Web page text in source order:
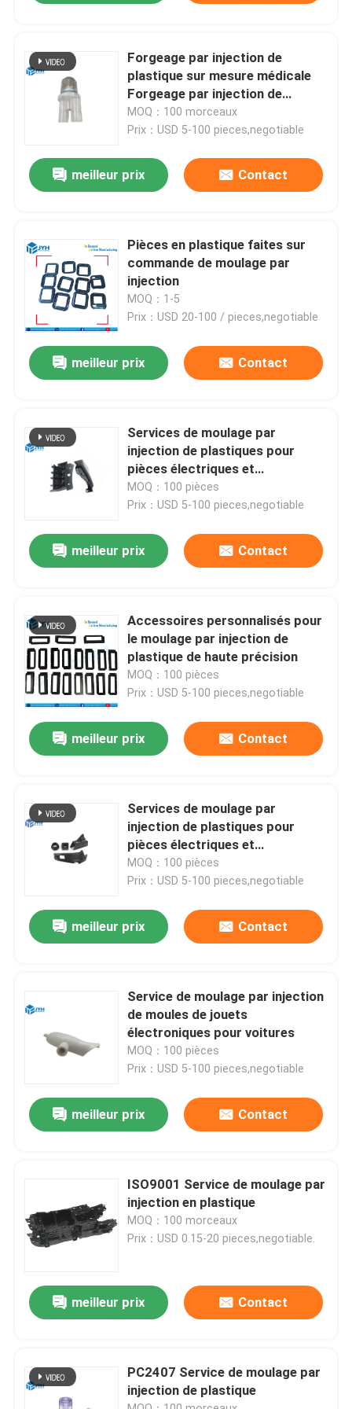
Services
Exposition de VR
Au sujet de nous
Contrôle de qualité
Contactez-nous
Nouvelles
Demandez une citation
Forgeage par injection de
plastique sur mesure médicale
Forgeage par injection de
précision courte durée
MOQ：100 morceaux
Prix：USD 5-100 pieces,negotiable
meilleur prix Contact
Pièces en plastique faites sur
commande de moulage par
injection
MOQ：1-5
Prix：USD 20-100 / pieces,negotiable
meilleur prix Contact
Services de moulage par
injection de plastiques pour
pièces électriques et
automobiles
MOQ：100 pièces
Prix：USD 5-100 pieces,negotiable
meilleur prix Contact
Accessoires personnalisés pour
le moulage par injection de
plastique de haute précision
MOQ：100 pièces
Prix：USD 5-100 pieces,negotiable
meilleur prix Contact
Services de moulage par
injection de plastiques pour
pièces électriques et
automobiles
MOQ：100 pièces
Prix：USD 5-100 pieces,negotiable
meilleur prix Contact
Service de moulage par injection
de moules de jouets
électroniques pour voitures
MOQ：100 pièces
Prix：USD 5-100 pieces,negotiable
meilleur prix Contact
ISO9001 Service de moulage par
injection en plastique
MOQ：100 morceaux
Prix：USD 0.15-20 pieces,negotiable.
meilleur prix Contact
PC2407 Service de moulage par
injection de plastique